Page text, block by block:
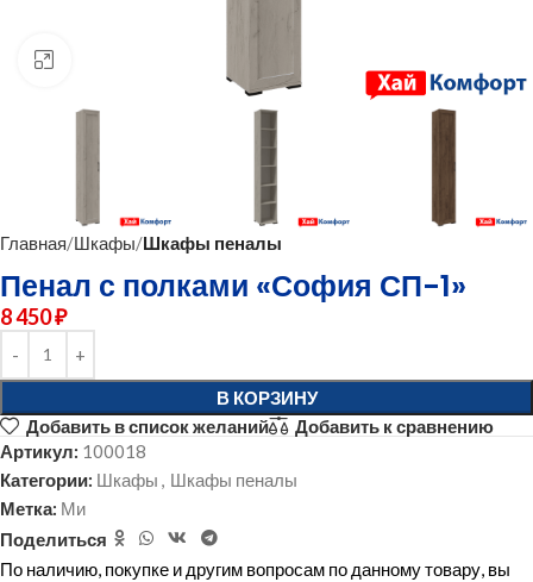
Главная Шкафы Шкафы пеналы
Пенал с полками «София СП-1»
8 450₽
В КОРЗИНУ
Добавить в список желаний
Добавить к сравнению
Артикул: 100018
Категории: Шкафы , Шкафы пеналы
Метка: Ми
Поделиться
По наличию, покупке и другим вопросам по данному товару, вы